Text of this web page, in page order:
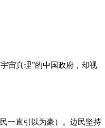
宙真理”的中国政府，却视
一直引以为豪）。边民坚持